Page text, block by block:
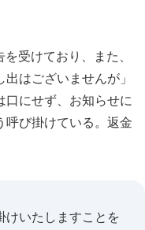
受けており、また、
はございませんが」
口にせず、お知らせに
呼び掛けている。返金
けいたしますことを